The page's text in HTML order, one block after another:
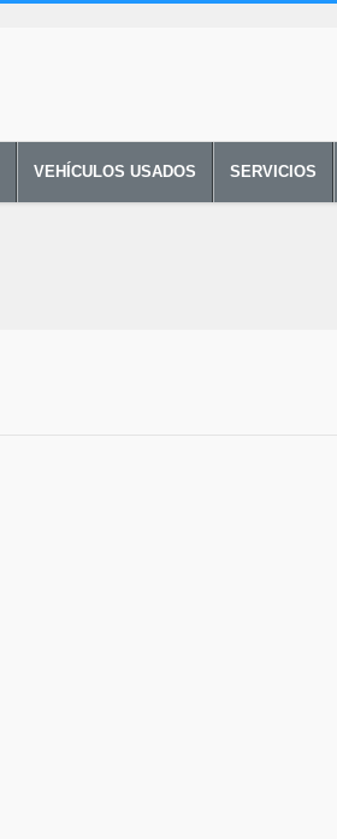
VEHÍCULOS USADOS SERVICIOS